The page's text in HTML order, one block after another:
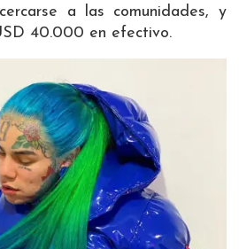
a las comunidades, y
40.000 en efectivo.